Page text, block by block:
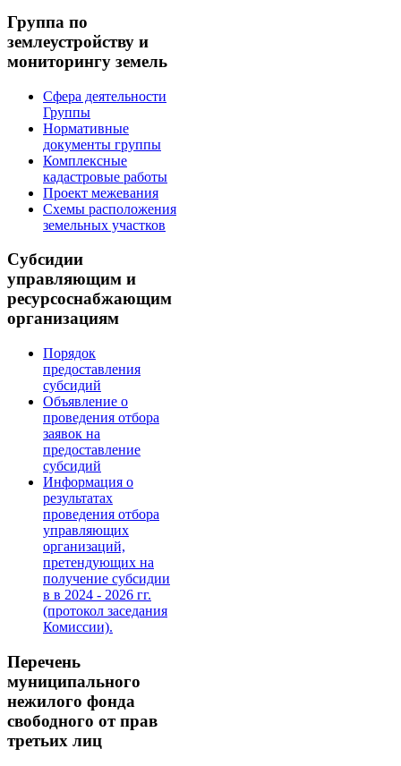
Группа по
землеустройству и
мониторингу земель
Сфера деятельности
Группы
Нормативные
документы группы
Комплексные
кадастровые работы
Проект межевания
Схемы расположения
земельных участков
Субсидии
управляющим и
ресурсоснабжающим
организациям
Порядок
предоставления
субсидий
Объявление о
проведения отбора
заявок на
предоставление
субсидий
Информация о
результатах
проведения отбора
управляющих
организаций,
претендующих на
получение субсидии
в в 2024 - 2026 гг.
(протокол заседания
Комиссии).
Перечень
муниципального
нежилого фонда
свободного от прав
третьих лиц